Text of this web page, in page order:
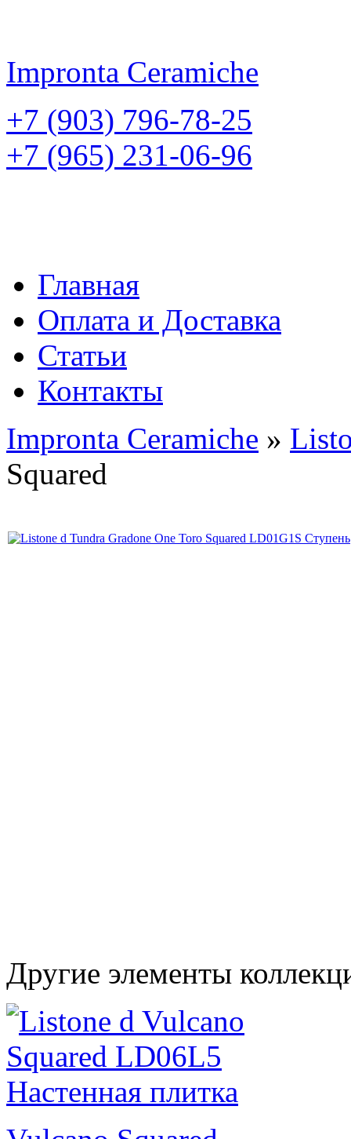
Impronta Ceramiche
+7 (903) 796-78-25
+7 (965) 231-06-96
Главная
Оплата и Доставка
Статьи
Контакты
Impronta Ceramiche »
Squared
Другие элементы